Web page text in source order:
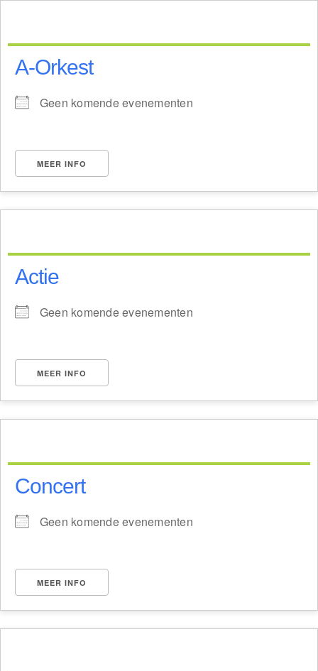
inhoud
A-Orkest
Geen komende evenementen
MEER INFO
Actie
Geen komende evenementen
MEER INFO
Concert
Geen komende evenementen
MEER INFO